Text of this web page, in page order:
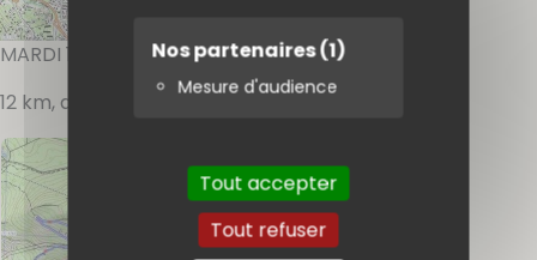
Nos partenaires(1)
Mesure d'audience
Tout accepter
Tout refuser
MARDI 13 JANVIER 2026
12 km, dénivelé : 480 : Animateur :BRUNO M.